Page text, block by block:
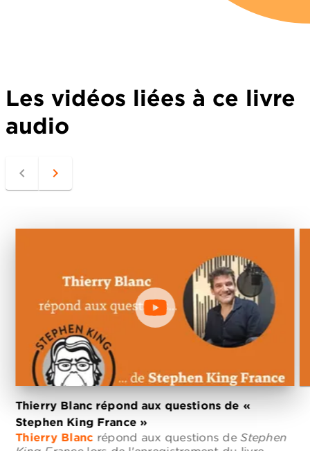
Les vidéos liées à ce livre
audio
navigate_before navigate_next
Thierry Blanc répond aux questions de «
Stephen King France »
Thierry Blancrépond aux questions deStephen